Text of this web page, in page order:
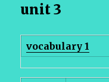
unit 3
vocabulary 1